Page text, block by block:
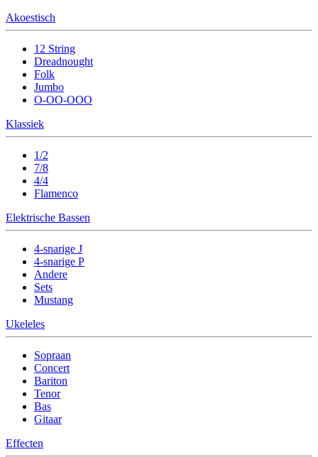
Akoestisch
12 String
Dreadnought
Folk
Jumbo
O-OO-OOO
Klassiek
1/2
7/8
4/4
Flamenco
Elektrische Bassen
4-snarige J
4-snarige P
Andere
Sets
Mustang
Ukeleles
Sopraan
Concert
Bariton
Tenor
Bas
Gitaar
Effecten